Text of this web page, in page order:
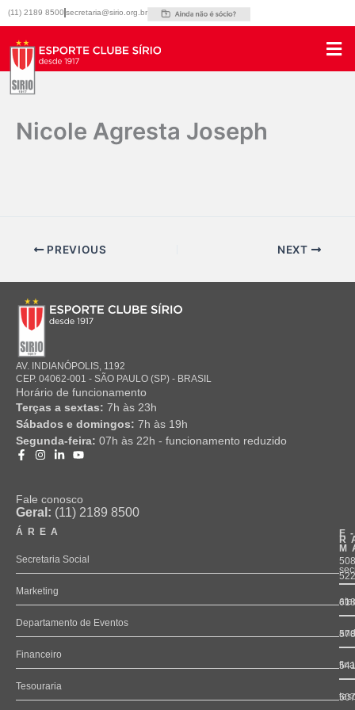
para
conteúdo
(11) 2189 8500 secretaria@sirio.org.br
Nicole Agresta Joseph
PREVIOUS NEXT
AV. INDIANÓPOLIS, 1192
CEP. 04062-001 - SÃO PAULO (SP) - BRASIL
Horário de funcionamento
Terças a sextas: 7h às 23h
Sábados e domingos: 7h às 19h
Segunda-feira: 07h às 22h - funcionamento reduzido
Fale conosco
Geral: (11) 2189 8500
ÁREA
Secretaria Social
Marketing
Departamento de Eventos
Financeiro
Tesouraria
522
618
578
541
507